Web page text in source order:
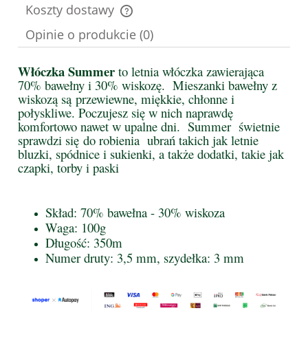
Koszty dostawy
Cena nie zawiera ewentualnych kosztów płatności
Opinie o produkcie (0)
Włóczka Summer to letnia włóczka zawierająca
70% bawełny i 30% wiskozę. Mieszanki bawełny z
wiskozą są przewiewne, miękkie, chłonne i
połyskliwe. Poczujesz się w nich naprawdę
komfortowo nawet w upalne dni. Summer świetnie
sprawdzi się do robienia ubrań takich jak letnie
bluzki, spódnice i sukienki, a także dodatki, takie jak
czapki, torby i paski
Skład: 70% bawełna - 30% wiskoza
Waga: 100g
Długość: 350m
Numer druty: 3,5 mm, szydełka: 3 mm